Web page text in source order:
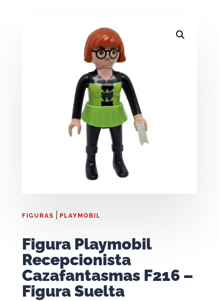
FIGURAS PLAYMOBIL
Figura Playmobil
Recepcionista
Cazafantasmas F216 –
Figura Suelta